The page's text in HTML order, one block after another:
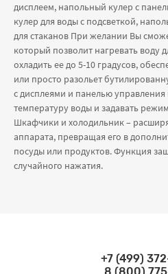
дисплеем, напольный кулер с
кулер для воды с подсветкой,
для стаканов При желании Вы
который позволит нагревать воду
охладить ее до 5-10 градусов,
или просто разольет
с дисплеями и панелью
температуру воды и задавать
Шкафчики и холодильник –
аппарата, превращая его в
посуды или продуктов. Функция
случайного нажатия.
Связаться по
+7 (499)